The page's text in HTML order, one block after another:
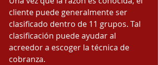
cliente puede generalmente ser
clasificado dentro de 11 grupos. Tal
clasificación puede ayudar al
acreedor a escoger la técnica de
cobranza.